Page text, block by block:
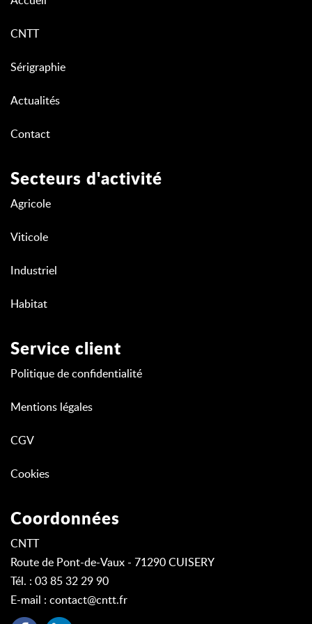
CNTT
Sérigraphie
Actualités
Contact
Secteurs d'activité
Agricole
Viticole
Industriel
Habitat
Service client
Politique de confidentialité
Mentions légales
CGV
Cookies
Coordonnées
CNTT
Route de Pont-de-Vaux - 71290 CUISERY
Tél. : 03 85 32 29 90
E-mail : contact@cntt.fr